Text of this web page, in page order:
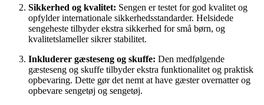
Sikkerhed og kvalitet: Sengen er testet for god kvalitet og
opfylder internationale sikkerhedsstandarder. Helsidede
sengeheste tilbyder ekstra sikkerhed for små børn, og
kvalitetslameller sikrer stabilitet.
Inkluderer gæsteseng og skuffe: Den medfølgende
gæsteseng og skuffe tilbyder ekstra funktionalitet og praktisk
opbevaring. Dette gør det nemt at have gæster overnatter og
opbevare sengetøj og sengetøj.